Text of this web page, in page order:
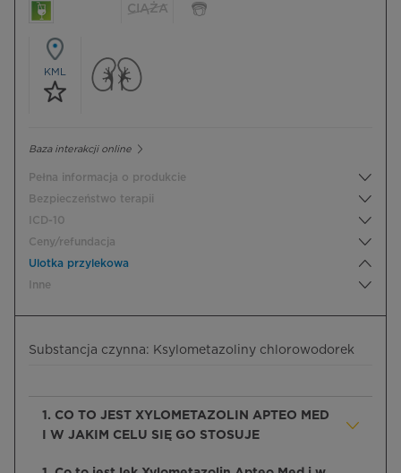
CIĄŻA
KML
Baza interakcji online
Pełna informacja o produkcie
Bezpieczeństwo terapii
ICD-10
Ceny/refundacja
Ulotka przylekowa
Inne
Substancja czynna: Ksylometazoliny chlorowodorek
1. CO TO JEST XYLOMETAZOLIN APTEO MED
I W JAKIM CELU SIĘ GO STOSUJE